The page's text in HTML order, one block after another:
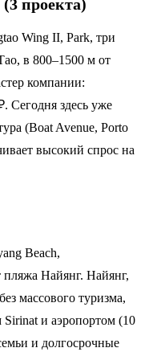
проекта)
Wing II, Park, три
в 800–1500 м от
компании:
Сегодня здесь уже
(Boat Avenue, Porto
высокий спрос на
Beach,
Найянг. Найянг,
массового туризма,
и аэропортом (10
и долгосрочные